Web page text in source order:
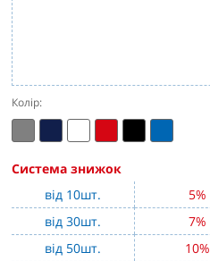
Колір:
Система знижок
від 10шт.
5%
від 30шт.
7%
від 50шт.
10%